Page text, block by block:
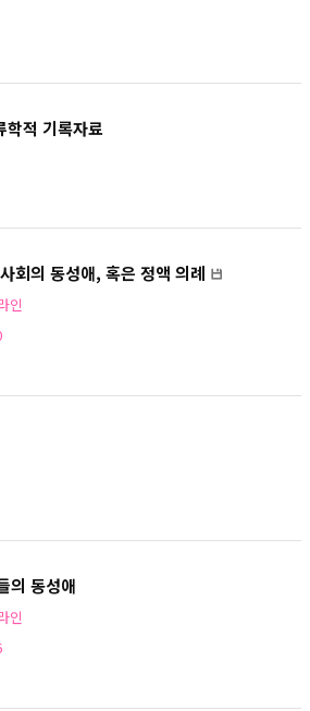
학적 기록자료
회의 동성애, 혹은 정액 의례
인
의 동성애
인